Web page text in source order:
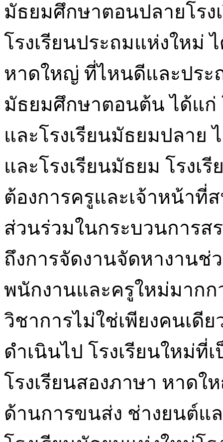
มัธยมศึกษาตอนปลายโร
โรงเรียนประถมแห่งใหม่
หาดใหญ่ ที่ไหนดีและประ
มัธยมศึกษาตอนต้น ได้แก่
และโรงเรียนมัธยมปลาย
และโรงเรียนมัธยม โรงเ
ต้องการครูและเจ้าหน้า
ส่วนร่วมในกระบวนการส
ถึงการจัดงานจัดหางานช่
พนักงานและครูใหม่มาก
วิชาการไม่ใช่เพียงคนเดี
ดำเนินไป โรงเรียนใหม่ที่
โรงเรียนสองภาษา หาด
ด้านการขนส่ง ช่างยนต์แ